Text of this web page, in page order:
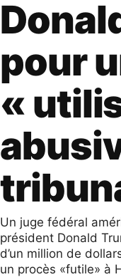
pour
«
Un juge fédéral
président Donald
d’un million de
un procès «futile» à